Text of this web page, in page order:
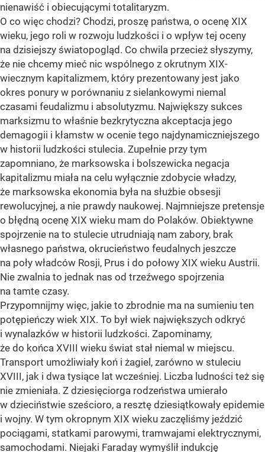
nienawiść i obiecującymi totalitaryzm.
O co więc chodzi? Chodzi, proszę państwa, o ocenę XIX
wieku, jego roli w rozwoju ludzkości i o wpływ tej oceny
na dzisiejszy światopogląd. Co chwila przecież słyszymy,
że nie chcemy mieć nic wspólnego z okrutnym XIX-
wiecznym kapitalizmem, który prezentowany jest jako
okres ponury w porównaniu z sielankowymi niemal
czasami feudalizmu i absolutyzmu. Największy sukces
marksizmu to właśnie bezkrytyczna akceptacja jego
demagogii i kłamstw w ocenie tego najdynamiczniejszego
w historii ludzkości stulecia. Zupełnie przy tym
zapomniano, że marksowska i bolszewicka negacja
kapitalizmu miała na celu wyłącznie zdobycie władzy,
że marksowska ekonomia była na służbie obsesji
rewolucyjnej, a nie prawdy naukowej. Najmniejsze pretensje
o błędną ocenę XIX wieku mam do Polaków. Obiektywne
spojrzenie na to stulecie utrudniają nam zabory, brak
własnego państwa, okrucieństwo feudalnych jeszcze
na poły władców Rosji, Prus i do połowy XIX wieku Austrii.
Nie zwalnia to jednak nas od trzeźwego spojrzenia
na tamte czasy.
Przypomnijmy więc, jakie to zbrodnie ma na sumieniu ten
potępieńczy wiek XIX. To był wiek największych odkryć
i wynalazków w historii ludzkości. Zapominamy,
że do końca XVIII wieku świat stał niemal w miejscu.
Transport umożliwiały koń i żagiel, zarówno w stuleciu
XVIII, jak i dwa tysiące lat wcześniej. Liczba ludności też się
nie zmieniała. Z dziesięciorga rodzeństwa umierało
w dzieciństwie sześcioro, a resztę dziesiątkowały epidemie
i wojny. W tym okropnym XIX wieku zaczęliśmy jeździć
pociągami, statkami parowymi, tramwajami elektrycznymi,
samochodami. Niejaki Faraday wymyślił indukcję